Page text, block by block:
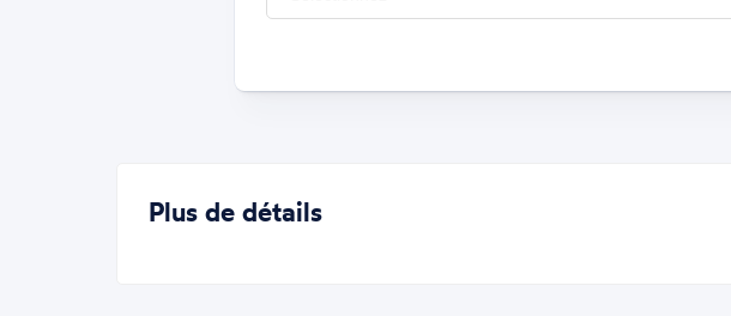
Plus de détails